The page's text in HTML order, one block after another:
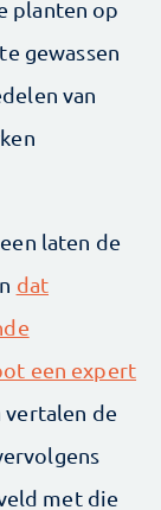
planten op
gewassen
van
laten de
dat
een expert
vertalen de
met die